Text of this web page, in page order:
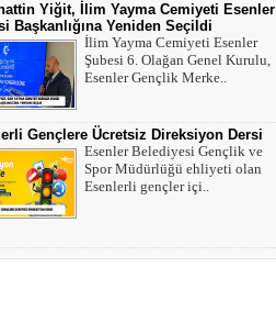
AV. SEDAT İLBEGİ
YENİ PARTİ (Seçilmişlerin Mahvına,
Statükonun Devamına…)
HAMZA BALCI
"DİRİ DİRİ TOPRAĞA GÖMÜLEN
KIZA,HANGİ GÜNAHTAN ÖTÜRÜ
ÖLDÜRÜLDÜĞÜ SORULDUĞU
Uğur Çoban
Yiğit, İlim Yayma Cemiyeti Esenler
Başkanlığına Yeniden Seçildi
İlim Yayma Cemiyeti Esenler
Şubesi 6. Olağan Genel Kurulu,
Esenler Gençlik Merke..
Gençlere Ücretsiz Direksiyon Dersi
Esenler Belediyesi Gençlik ve
Spor Müdürlüğü ehliyeti olan
Esenlerli gençler içi..